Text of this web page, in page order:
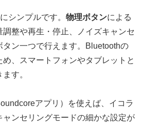
シンプルです。 物理ボタンによる
整や再生・停止、ノイズキャンセ
タン一つで行えます。Bluetoothの
、スマートフォンやタブレットと
す。
アプリ）を使えば、イコラ
ャンセリングモードの細かな設定が